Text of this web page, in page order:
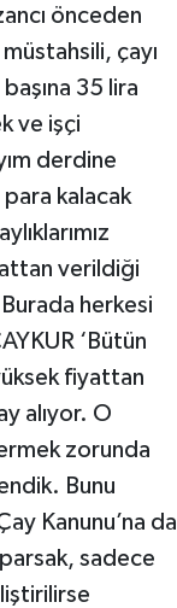
önceden
çayı
35 lira
ve işçi
derdine
kalacak
verildiği
herkesi
‘Bütün
fiyattan
alıyor. O
zorunda
Bunu
Kanunu’na da
sadece